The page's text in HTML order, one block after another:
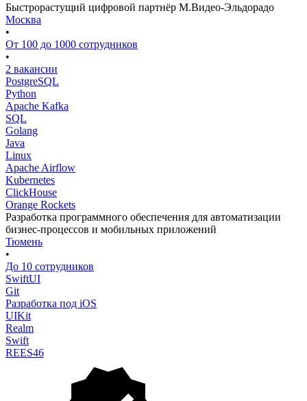
Быстрорастущий цифровой партнёр М.Видео-Эльдорадо
Москва
•
От 100 до 1000 сотрудников
•
2 вакансии
PostgreSQL
Python
Apache Kafka
SQL
Golang
Java
Linux
Apache Airflow
Kubernetes
ClickHouse
Orange Rockets
Разработка программного обеспечения для автоматизации
бизнес-процессов и мобильных приложений
Тюмень
•
До 10 сотрудников
SwiftUI
Git
Разработка под iOS
UIKit
Realm
Swift
REES46